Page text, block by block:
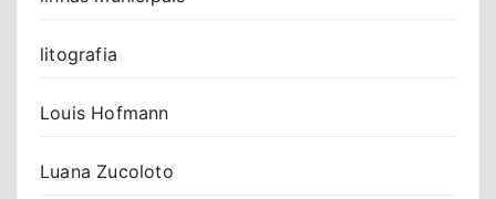
litografia
Louis Hofmann
Luana Zucoloto